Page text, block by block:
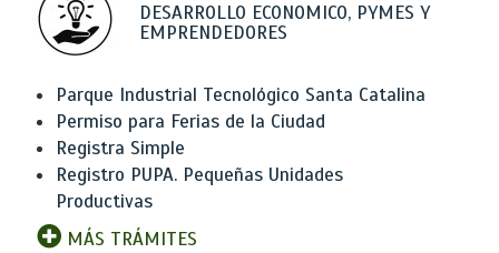
DESARROLLO ECONOMICO, PYMES Y
EMPRENDEDORES
Parque Industrial Tecnológico Santa Catalina
Permiso para Ferias de la Ciudad
Registra Simple
Registro PUPA. Pequeñas Unidades
Productivas
MÁS TRÁMITES